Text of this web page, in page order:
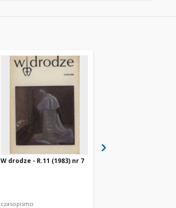
W drodze - R.11 (1983) nr 7
czasopismo